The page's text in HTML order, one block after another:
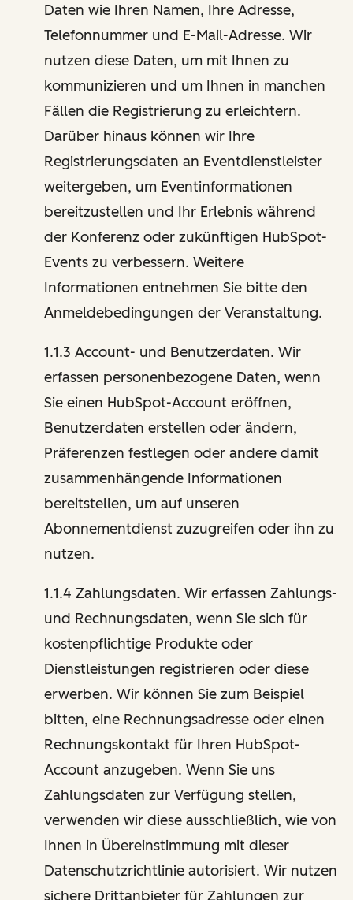
Daten wie Ihren Namen, Ihre Adresse,
Telefonnummer und E-Mail-Adresse. Wir
nutzen diese Daten, um mit Ihnen zu
kommunizieren und um Ihnen in manchen
Fällen die Registrierung zu erleichtern.
Darüber hinaus können wir Ihre
Registrierungsdaten an Eventdienstleister
weitergeben, um Eventinformationen
bereitzustellen und Ihr Erlebnis während
der Konferenz oder zukünftigen HubSpot-
Events zu verbessern. Weitere
Informationen entnehmen Sie bitte den
Anmeldebedingungen der Veranstaltung.
1.1.3 Account- und Benutzerdaten. Wir
erfassen personenbezogene Daten, wenn
Sie einen HubSpot-Account eröffnen,
Benutzerdaten erstellen oder ändern,
Präferenzen festlegen oder andere damit
zusammenhängende Informationen
bereitstellen, um auf unseren
Abonnementdienst zuzugreifen oder ihn zu
nutzen.
1.1.4 Zahlungsdaten. Wir erfassen Zahlungs-
und Rechnungsdaten, wenn Sie sich für
kostenpflichtige Produkte oder
Dienstleistungen registrieren oder diese
erwerben. Wir können Sie zum Beispiel
bitten, eine Rechnungsadresse oder einen
Rechnungskontakt für Ihren HubSpot-
Account anzugeben. Wenn Sie uns
Zahlungsdaten zur Verfügung stellen,
verwenden wir diese ausschließlich, wie von
Ihnen in Übereinstimmung mit dieser
Datenschutzrichtlinie autorisiert. Wir nutzen
sichere Drittanbieter für Zahlungen zur